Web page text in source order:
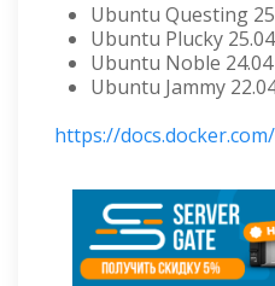
Ubuntu Questing
Ubuntu Plucky 25.04
Ubuntu Noble 24.04
Ubuntu Jammy
https://